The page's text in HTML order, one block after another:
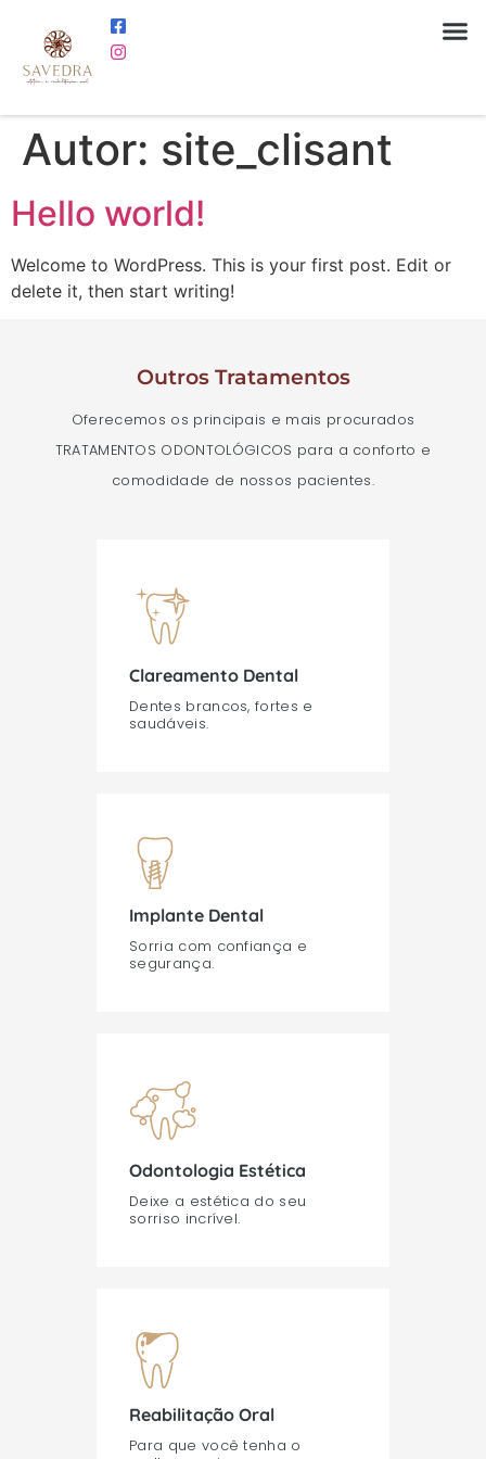
Autor: site_clisant
Hello world!
Welcome to WordPress. This is your first post. Edit or
delete it, then start writing!
Outros Tratamentos
Oferecemos os principais e mais procurados
TRATAMENTOS ODONTOLÓGICOS para a conforto e
comodidade de nossos pacientes.
Clareamento Dental
Dentes brancos, fortes e
saudáveis.
Implante Dental
Sorria com confiança e
segurança.
Odontologia Estética
Deixe a estética do seu
sorriso incrível.
Reabilitação Oral
Para que você tenha o